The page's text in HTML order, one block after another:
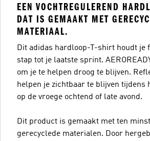
EEN VOCHTREGULEREND
DAT IS GEMAAKT MET
MATERIAAL.
Dit adidas hardloop-T-shirt houdt je
stap tot je laatste sprint.
om je te helpen droog te blijven.
helpen je zichtbaar te blijven tijdens
op de vroege ochtend of late avond.
Dit product is gemaakt met ten
gerecyclede materialen. Door